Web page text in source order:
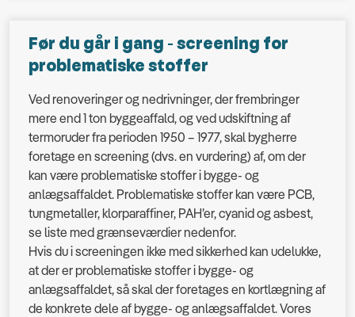
Før du går i gang - screening for
problematiske stoffer
Ved renoveringer og nedrivninger, der frembringer
mere end 1 ton byggeaffald, og ved udskiftning af
termoruder fra perioden 1950 – 1977, skal bygherre
foretage en screening (dvs. en vurdering) af, om der
kan være problematiske stoffer i bygge- og
anlægsaffaldet. Problematiske stoffer kan være PCB,
tungmetaller, klorparaffiner, PAH’er, cyanid og asbest,
se liste med grænseværdier nedenfor.
Hvis du i screeningen ikke med sikkerhed kan udelukke,
at der er problematiske stoffer i bygge- og
anlægsaffaldet, så skal der foretages en kortlægning af
de konkrete dele af bygge- og anlægsaffaldet. Vores